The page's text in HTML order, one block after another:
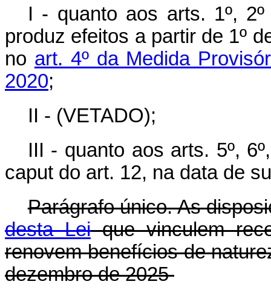
I - quanto aos arts. 1º,
produz efeitos a partir de 1º
no art. 4º da Medida
2020;
II - (VETADO);
III - quanto aos arts. 5º,
caput do art. 12, na data de
Parágrafo único. As
desta Leique vinculem
renovem benefícios de
dezembro de 2025